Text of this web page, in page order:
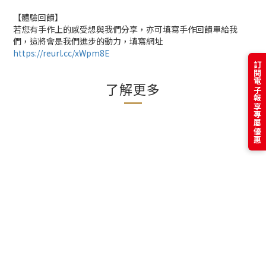
【體驗回饋】
若您有手作上的感受想與我們分享，亦可填寫手作回饋單給我
們，這將會是我們進步的動力，填寫網址
https://reurl.cc/xWpm8E
了解更多 訂閱電子報享專屬優惠